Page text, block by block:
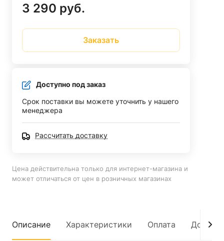
3 290 руб.
Заказать
Доступно под заказ
Срок поставки вы можете уточнить у нашего
менеджера
Рассчитать доставку
Цена действительна только для интернет-магазина и
может отличаться от цен в розничных магазинах
Описание Характеристики Оплата